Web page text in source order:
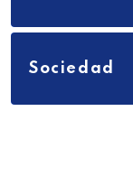
Sociedad